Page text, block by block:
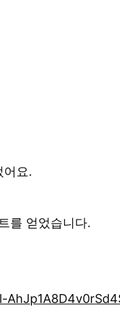
어요.
를 얻었습니다.